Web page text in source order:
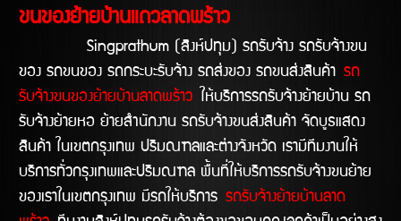
ขนของย้ายบ้านแถวลาดพร้าว
Singprathum (สิงห์ปทุม) รถรับจ้าง รถรับจ้างขน
ของ รถขนของ รถกระบะรับจ้าง รถส่งของ รถขนส่งสินค้า รถ
รับจ้างขนของย้ายบ้านลาดพร้าว ให้บริการรถรับจ้างย้ายบ้าน รถ
รับจ้างย้ายหอ ย้ายสำนักงาน รถรับจ้างขนส่งสินค้า จัดบูธแสดง
สินค้า ในเขตกรุงเทพ ปริมณฑลและต่างจังหวัด เรามีทีมงานให้
บริการทั่วกรุงเทพและปริมณฑล พื้นที่ให้บริการรถรับจ้างขนย้าย
ของเราในเขตกรุงเทพ มีรถให้บริการ รถรับจ้างย้ายบ้านลาด